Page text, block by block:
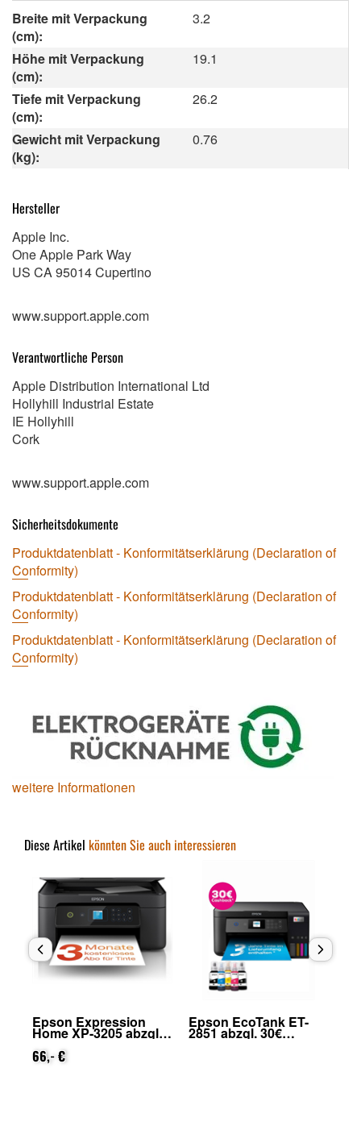
Breite mit Verpackung
(cm):
3.2
Höhe mit Verpackung
(cm):
19.1
Tiefe mit Verpackung
(cm):
26.2
Gewicht mit Verpackung
(kg):
0.76
Hersteller
Apple Inc.
One Apple Park Way
US CA 95014 Cupertino
www.support.apple.com
Verantwortliche Person
Apple Distribution International Ltd
Hollyhill Industrial Estate
IE Hollyhill
Cork
www.support.apple.com
Sicherheitsdokumente
Produktdatenblatt - Konformitätserklärung (Declaration of
Conformity)
Produktdatenblatt - Konformitätserklärung (Declaration of
Conformity)
Produktdatenblatt - Konformitätserklärung (Declaration of
Conformity)
weitere Informationen
Diese Artikel könnten Sie auch interessieren
Epson Expression
Home XP-3205 abzgl.
25€ Cashback (von
Epson nach
Registrierung)
66,- €
Epson EcoTank ET-
2851 abzgl. 30€
Cashback (von Epson